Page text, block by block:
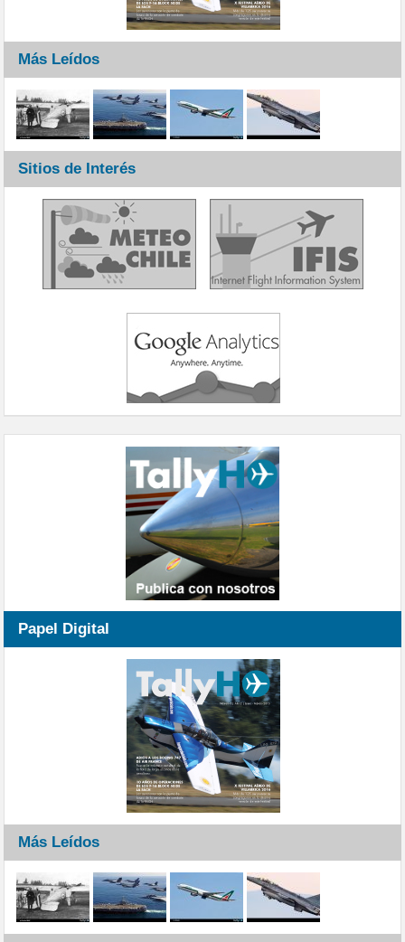
Más Leídos
Sitios de Interés
Papel Digital
Más Leídos